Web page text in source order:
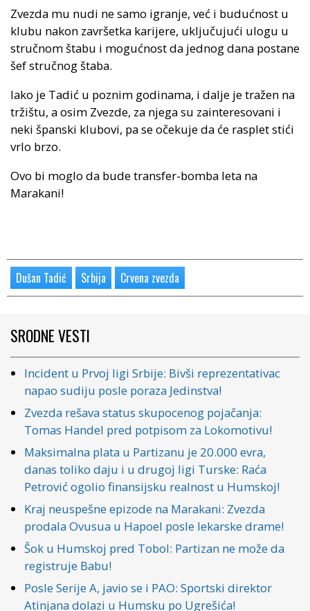
Zvezda mu nudi ne samo igranje, već i budućnost u
klubu nakon završetka karijere, uključujući ulogu u
stručnom štabu i mogućnost da jednog dana postane
šef stručnog štaba.
Iako je Tadić u poznim godinama, i dalje je tražen na
tržištu, a osim Zvezde, za njega su zainteresovani i
neki španski klubovi, pa se očekuje da će rasplet stići
vrlo brzo.
Ovo bi moglo da bude transfer-bomba leta na
Marakani!
Dušan Tadić Srbija Crvena zvezda
SRODNE VESTI
Incident u Prvoj ligi Srbije: Bivši reprezentativac
napao sudiju posle poraza Jedinstva!
Zvezda rešava status skupocenog pojačanja:
Tomas Handel pred potpisom za Lokomotivu!
Maksimalna plata u Partizanu je 20.000 evra,
danas toliko daju i u drugoj ligi Turske: Raća
Petrović ogolio finansijsku realnost u Humskoj!
Kraj neuspešne epizode na Marakani: Zvezda
prodala Ovusua u Hapoel posle lekarske drame!
Šok u Humskoj pred Tobol: Partizan ne može da
registruje Babu!
Posle Serije A, javio se i PAO: Sportski direktor
Atinjana dolazi u Humsku po Ugrešića!